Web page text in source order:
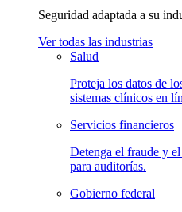
Seguridad adaptada a su
Ver todas las industrias
Salud
Proteja los datos de
sistemas clínicos en
Servicios financieros
Detenga el fraude y
para auditorías.
Gobierno federal